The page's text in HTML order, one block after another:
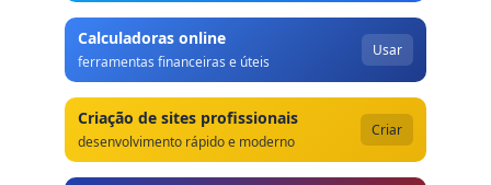
Calculadoras online
ferramentas financeiras e úteis
Usar
Criação de sites profissionais
desenvolvimento rápido e moderno
Criar